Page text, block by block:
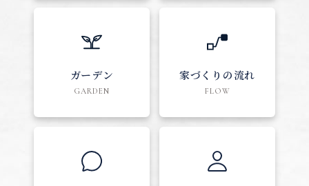
ガーデン
GARDEN
家づくりの流れ
FLOW